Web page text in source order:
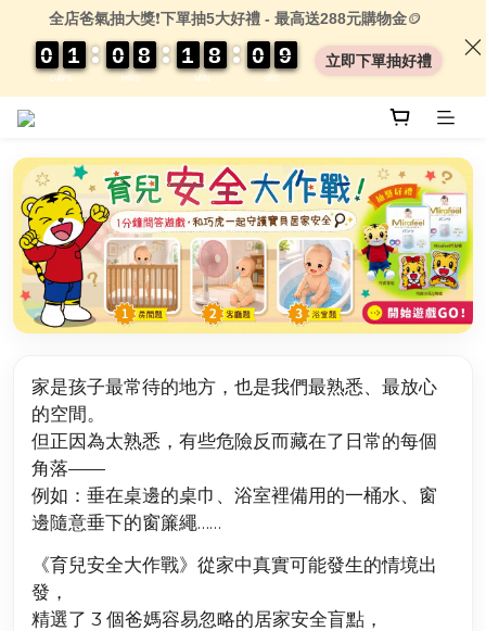
家是孩子最常待的地方，也是我們最熟悉、最放心
的空間。
但正因為太熟悉，有些危險反而藏在了日常的每個
角落——
例如：垂在桌邊的桌巾、浴室裡備用的一桶水、窗
邊隨意垂下的窗簾繩……
《育兒安全大作戰》從家中真實可能發生的情境出
發，
精選了 3 個爸媽容易忽略的居家安全盲點，
全店爸氣抽大獎❗下單抽5大好禮 - 最高送288元購物金🪙
DAYS
0
0
0
0 1
1
1
1
HRS
0
0
0
0 8
8
8
8
MIN
1
1
1
1 8
8
8
8
SEC
0
0
0
0 0
0
9
9
8 立即下單抽好禮